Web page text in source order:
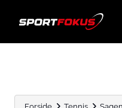
Forside Tennis